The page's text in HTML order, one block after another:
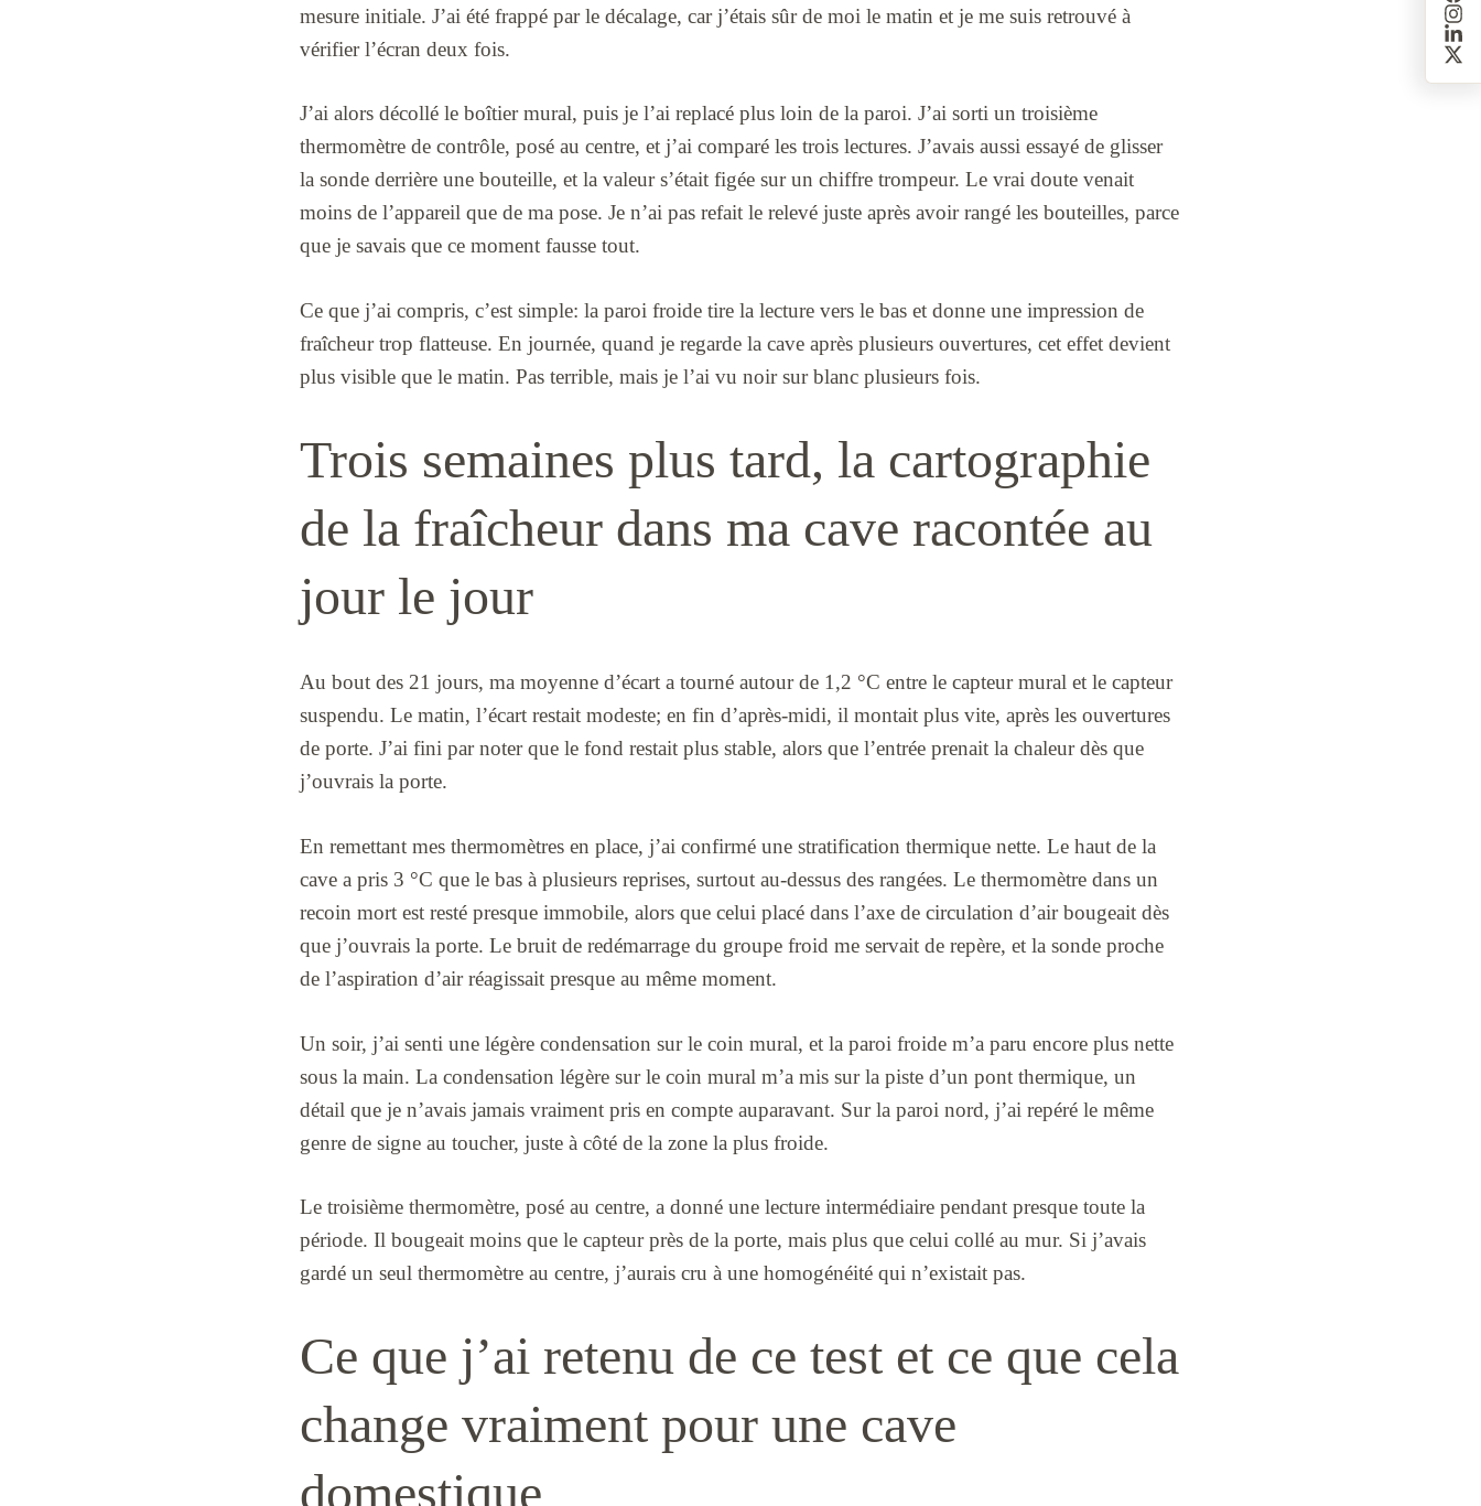
mesure initiale. J’ai été frappé par le décalage, car j’étais sûr de moi le matin et je me suis retrouvé à
vérifier l’écran deux fois.
J’ai alors décollé le boîtier mural, puis je l’ai replacé plus loin de la paroi. J’ai sorti un troisième
thermomètre de contrôle, posé au centre, et j’ai comparé les trois lectures. J’avais aussi essayé de glisser
la sonde derrière une bouteille, et la valeur s’était figée sur un chiffre trompeur. Le vrai doute venait
moins de l’appareil que de ma pose. Je n’ai pas refait le relevé juste après avoir rangé les bouteilles, parce
que je savais que ce moment fausse tout.
Ce que j’ai compris, c’est simple: la paroi froide tire la lecture vers le bas et donne une impression de
fraîcheur trop flatteuse. En journée, quand je regarde la cave après plusieurs ouvertures, cet effet devient
plus visible que le matin. Pas terrible, mais je l’ai vu noir sur blanc plusieurs fois.
Trois semaines plus tard, la cartographie
de la fraîcheur dans ma cave racontée au
jour le jour
Au bout des 21 jours, ma moyenne d’écart a tourné autour de 1,2 °C entre le capteur mural et le capteur
suspendu. Le matin, l’écart restait modeste; en fin d’après-midi, il montait plus vite, après les ouvertures
de porte. J’ai fini par noter que le fond restait plus stable, alors que l’entrée prenait la chaleur dès que
j’ouvrais la porte.
En remettant mes thermomètres en place, j’ai confirmé une stratification thermique nette. Le haut de la
cave a pris 3 °C que le bas à plusieurs reprises, surtout au-dessus des rangées. Le thermomètre dans un
recoin mort est resté presque immobile, alors que celui placé dans l’axe de circulation d’air bougeait dès
que j’ouvrais la porte. Le bruit de redémarrage du groupe froid me servait de repère, et la sonde proche
de l’aspiration d’air réagissait presque au même moment.
Un soir, j’ai senti une légère condensation sur le coin mural, et la paroi froide m’a paru encore plus nette
sous la main. La condensation légère sur le coin mural m’a mis sur la piste d’un pont thermique, un
détail que je n’avais jamais vraiment pris en compte auparavant. Sur la paroi nord, j’ai repéré le même
genre de signe au toucher, juste à côté de la zone la plus froide.
Le troisième thermomètre, posé au centre, a donné une lecture intermédiaire pendant presque toute la
période. Il bougeait moins que le capteur près de la porte, mais plus que celui collé au mur. Si j’avais
gardé un seul thermomètre au centre, j’aurais cru à une homogénéité qui n’existait pas.
Ce que j’ai retenu de ce test et ce que cela
change vraiment pour une cave
domestique